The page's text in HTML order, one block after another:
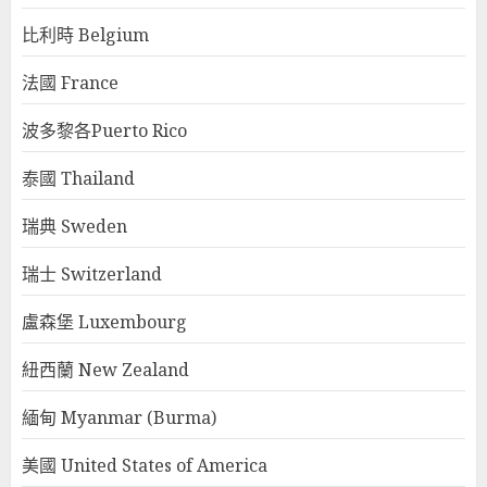
比利時 Belgium
法國 France
波多黎各Puerto Rico
泰國 Thailand
瑞典 Sweden
瑞士 Switzerland
盧森堡 Luxembourg
紐西蘭 New Zealand
緬甸 Myanmar (Burma)
美國 United States of America